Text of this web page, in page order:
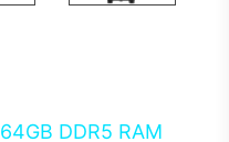
64GB DDR5 RAM